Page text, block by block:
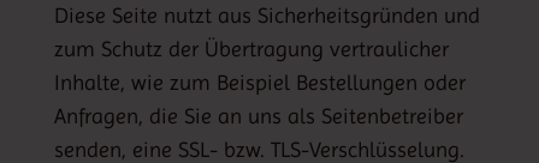
Diese Seite nutzt aus Sicherheitsgründen und
zum Schutz der Übertragung vertraulicher
Inhalte, wie zum Beispiel Bestellungen oder
Anfragen, die Sie an uns als Seitenbetreiber
senden, eine SSL- bzw. TLS-Verschlüsselung.